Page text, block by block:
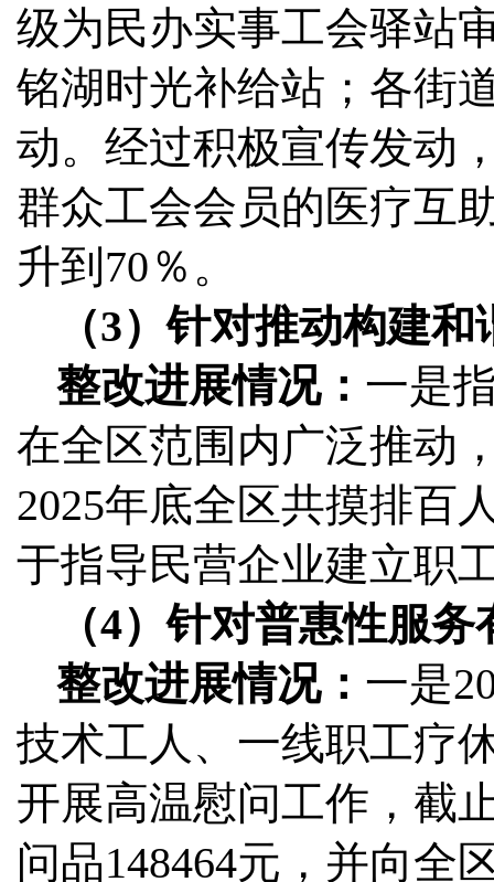
级为民办实事工会驿站
铭湖时光补给站；各街
动。经过积极宣传发动
群众工会会员的医疗互
升到70％。
（3）针对推动构建
整改进展情况： 一是
在全区范围内广泛推动
2025年底全区共摸排百
于指导民营企业建立职
（4）针对普惠性服
整改进展情况： 一是
技术工人、一线职工疗
开展高温慰问工作，截
问品148464元，并向全